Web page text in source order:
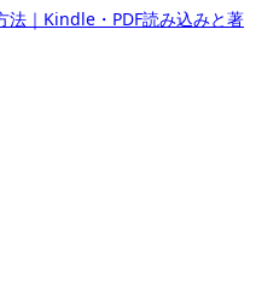
法｜Kindle・PDF読み込みと著